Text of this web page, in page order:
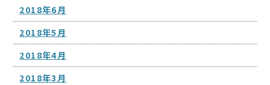
2018年6月
2018年5月
2018年4月
2018年3月